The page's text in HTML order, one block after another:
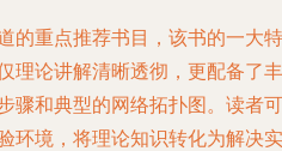
的重点推荐书目，该书的一大特
理论讲解清晰透彻，更配备了丰
骤和典型的网络拓扑图。读者可
环境，将理论知识转化为解决实